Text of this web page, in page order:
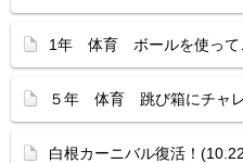
1年 体育 ボールを使っ
５年 体育 跳び箱にチャ
白根カーニバル復活！